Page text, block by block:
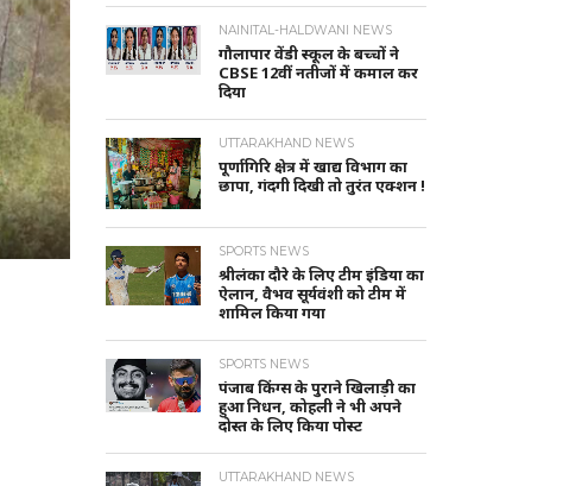
NAINITAL-HALDWANI NEWS
गौलापार वेंडी स्कूल के बच्चों ने
CBSE 12वीं नतीजों में कमाल कर
दिया
UTTARAKHAND NEWS
पूर्णागिरि क्षेत्र में खाद्य विभाग का
छापा, गंदगी दिखी तो तुरंत एक्शन !
SPORTS NEWS
श्रीलंका दौरे के लिए टीम इंडिया का
ऐलान, वैभव सूर्यवंशी को टीम में
शामिल किया गया
SPORTS NEWS
पंजाब किंग्स के पुराने खिलाड़ी का
हुआ निधन, कोहली ने भी अपने
दोस्त के लिए किया पोस्ट
UTTARAKHAND NEWS